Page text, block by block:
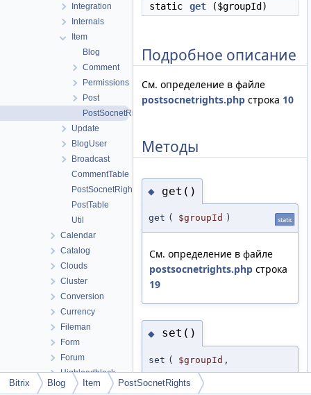
Integration
Internals
Item
Blog
Comment
Permissions
Post
PostSocnetRights
Update
BlogUser
Broadcast
CommentTable
PostSocnetRightsTable
PostTable
Util
Calendar
Catalog
Clouds
Cluster
Conversion
Currency
Fileman
Form
Forum
Highloadblock
Iblock
static
get ($groupId)
Подробное описание
См. определение в файле
postsocnetrights.php строка 10
Методы
◆ get()
get ( $groupId ) static
См. определение в файле
postsocnetrights.php строка
19
◆ set()
set ( $groupId ,
$value
Bitrix Blog Item PostSocnetRights